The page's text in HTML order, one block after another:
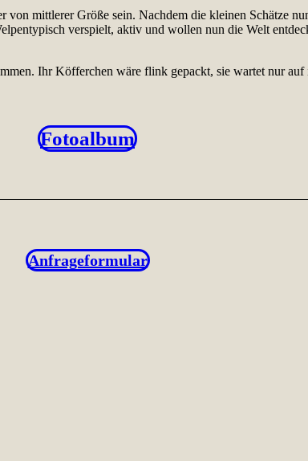
mittlerer Größe sein. Nachdem die kleinen Schätze
verspielt, aktiv und wollen nun die Welt
Ihr Köfferchen wäre flink gepackt, sie wartet nur auf
Fotoalbum
Anfrageformular